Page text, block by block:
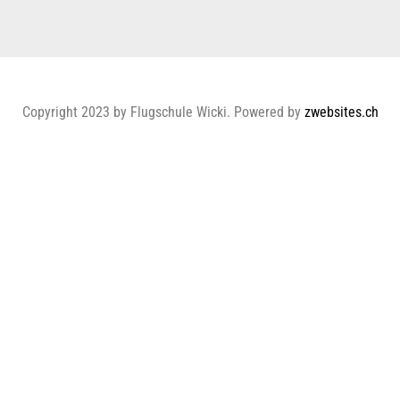
Copyright 2023 by Flugschule Wicki. Powered by zwebsites.ch